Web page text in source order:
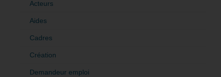
Acteurs
Aides
Cadres
Création
Demandeur emploi